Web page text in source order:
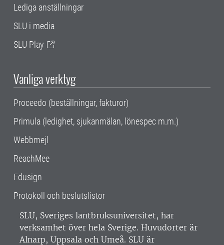
Lediga anställningar
SLU i media
SLU Play
Vanliga verktyg
Proceedo (beställningar, fakturor)
Primula (ledighet, sjukanmälan, lönespec m.m.)
Webbmejl
ReachMee
Edusign
Protokoll och beslutslistor
SLU, Sveriges lantbruksuniversitet, har
verksamhet över hela Sverige. Huvudorter är
Alnarp, Uppsala och Umeå. SLU är